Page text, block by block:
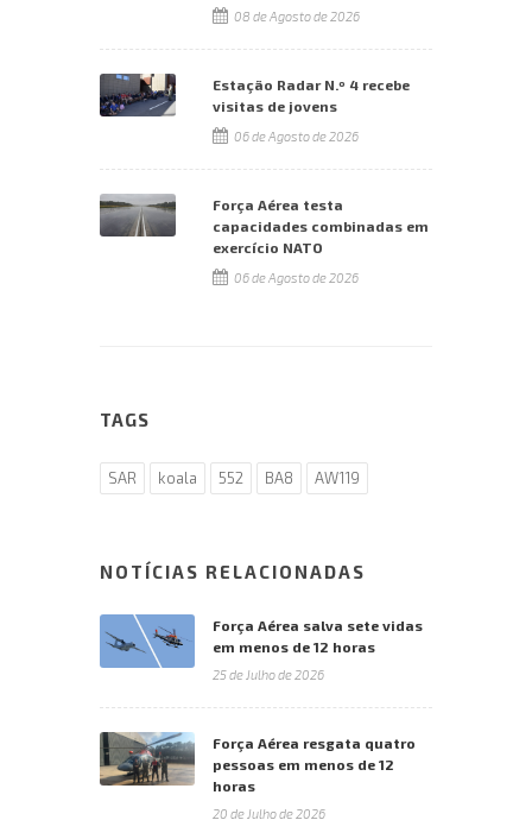
08 de Agosto de 2026
Estação Radar N.º 4 recebe
visitas de jovens
06 de Agosto de 2026
Força Aérea testa
capacidades combinadas em
exercício NATO
06 de Agosto de 2026
TAGS
SAR koala 552 BA8 AW119
NOTÍCIAS RELACIONADAS
Força Aérea salva sete vidas
em menos de 12 horas
25 de Julho de 2026
Força Aérea resgata quatro
pessoas em menos de 12
horas
20 de Julho de 2026